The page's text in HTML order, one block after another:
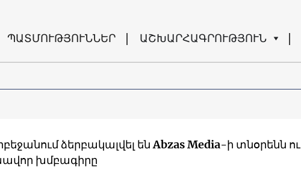
ՊԱՏՄՈՒԹՅՈՒՆՆԵՐ ԱՇԽԱՐՀԱԳՐՈՒԹՅՈՒՆ
ձերբակալվել են Abzas Media-ի տնօրենն ու
խմբագիրը